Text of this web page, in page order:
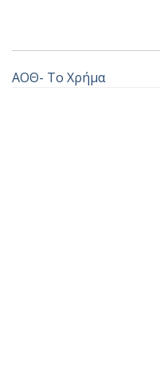
ΑΟΘ- Το Χρήμα